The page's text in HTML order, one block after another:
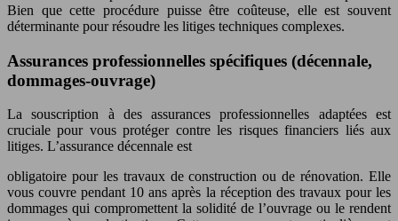
Bien que cette procédure puisse être coûteuse, elle est souvent
déterminante pour résoudre les litiges techniques complexes.
Assurances professionnelles spécifiques (décennale,
dommages-ouvrage)
La souscription à des assurances professionnelles adaptées est
cruciale pour vous protéger contre les risques financiers liés aux
litiges. L’assurance décennale est
obligatoire pour les travaux de construction ou de rénovation. Elle
vous couvre pendant 10 ans après la réception des travaux pour les
dommages qui compromettent la solidité de l’ouvrage ou le rendent